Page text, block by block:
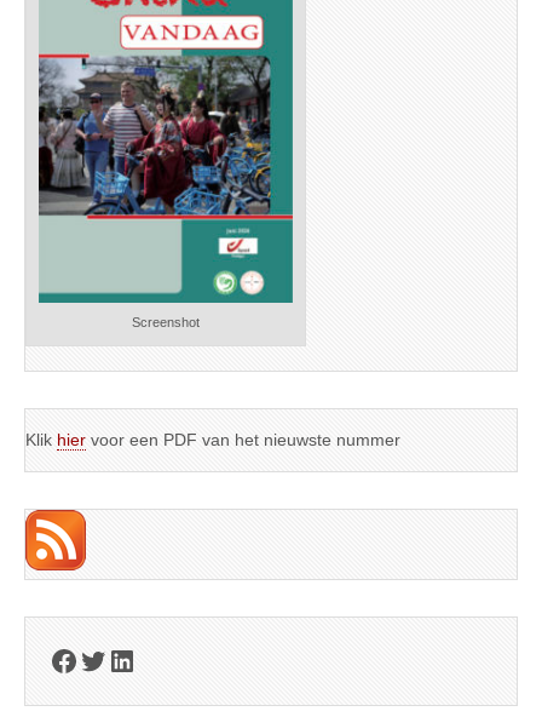
Screenshot
Klik hier voor een PDF van het nieuwste nummer
Facebook
Twitter
LinkedIn